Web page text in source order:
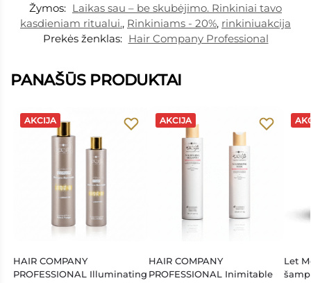
Žymos: Laikas sau – be skubėjimo. Rinkiniai tavo
kasdieniam ritualui., Rinkiniams - 20%, rinkiniuakcija
Prekės ženklas: Hair Company Professional
PANAŠŪS PRODUKTAI
AKCIJA
HAIR COMPANY
PROFESSIONAL Illuminating
AKCIJA
HAIR COMPANY
PROFESSIONAL Inimitable
Let